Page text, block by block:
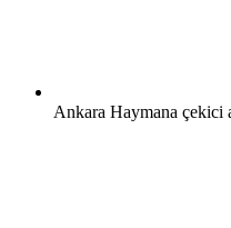
Ankara Haymana çekici